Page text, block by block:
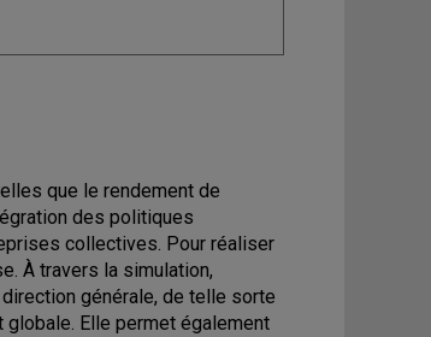
que le rendement de
des politiques
collectives. Pour réaliser
À travers la simulation,
générale, de telle sorte
Elle permet également